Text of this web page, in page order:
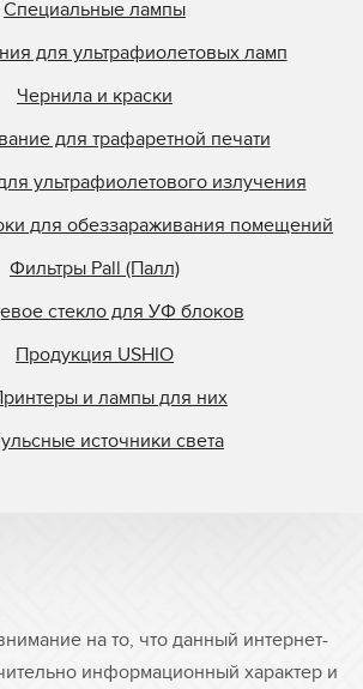
Специальные лампы
для ультрафиолетовых ламп
Чернила и краски
для трафаретной печати
ультрафиолетового излучения
для обеззараживания помещений
Фильтры Pall (Палл)
стекло для УФ блоков
Продукция USHIO
и лампы для них
источники света
на то, что данный интернет-
информационный характер и